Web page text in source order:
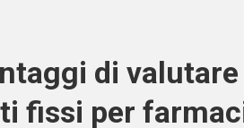
di valutare
fissi per